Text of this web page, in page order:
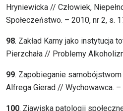
Hryniewicka // Człowiek,
Społeczeństwo. – 2010, nr 2, s.
98. Zakład Karny jako instytucja
Pierzchała // Problemy
99. Zapobieganie
Alfrega Gierad // Wychowawca. –
100. Zjawiska patologii